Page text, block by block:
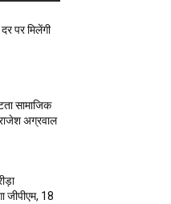
पर मिलेंगी
सामाजिक
अग्रवाल
जीपीएम, 18